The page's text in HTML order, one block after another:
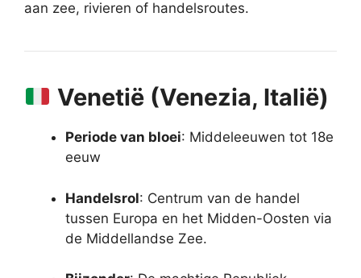
aan zee, rivieren of handelsroutes.
Venetië (Venezia, Italië)
Periode van bloei: Middeleeuwen tot 18e
eeuw
Handelsrol: Centrum van de handel
tussen Europa en het Midden-Oosten via
de Middellandse Zee.